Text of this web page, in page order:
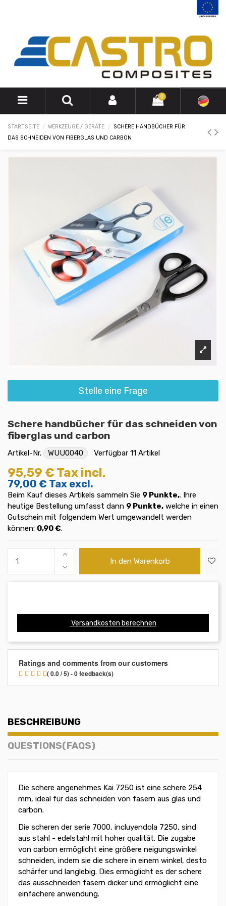
0
STARTSEITE WERKZEUGE / GERÄTE
SCHERE HANDBÜCHER FÜR
DAS SCHNEIDEN VON FIBERGLAS UND CARBON
Stelle eine Frage
Schere handbücher für das schneiden von
fiberglas und carbon
Artikel-Nr. WUU0040 Verfügbar 11 Artikel
95,59 € Tax incl.
79,00 € Tax excl.
Beim Kauf dieses Artikels sammeln Sie 9 Punkte,. Ihre
heutige Bestellung umfasst dann 9 Punkte, welche in einen
Gutschein mit folgendem Wert umgewandelt werden
können: 0,90 €.
In den Warenkorb
Versandkosten berechnen
Ratings and comments from our customers
( 0.0 / 5) - 0 feedback(s)
BESCHREIBUNG
QUESTIONS(FAQS)
Die schere angenehmes Kai 7250 ist eine schere 254
mm, ideal für das schneiden von fasern aus glas und
carbon.
Die scheren der serie 7000, incluyendola 7250, sind
aus stahl - edelstahl mit hoher qualität. Die zugabe
von carbon ermöglicht eine größere neigungswinkel
schneiden, indem sie die schere in einem winkel, desto
schärfer und langlebig. Dies ermöglicht es der schere
das ausschneiden fasern dicker und ermöglicht eine
einfachere anwendung.